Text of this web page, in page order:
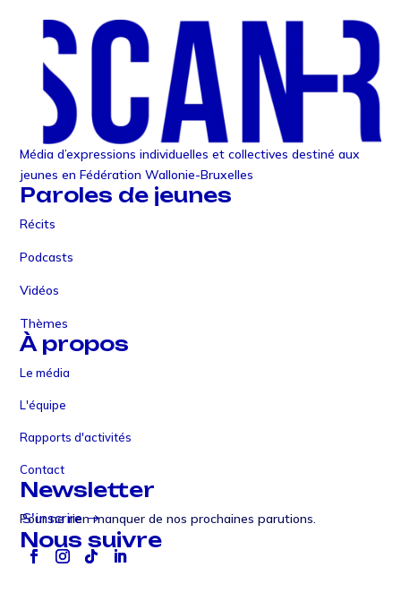
Média d’expressions individuelles et collectives destiné aux
jeunes en Fédération Wallonie-Bruxelles
Paroles de jeunes
Récits
Podcasts
Vidéos
Thèmes
À propos
Le média
L'équipe
Rapports d'activités
Contact
Newsletter
Pour ne rien manquer de nos prochaines parutions.
S'inscrire
Nous suivre